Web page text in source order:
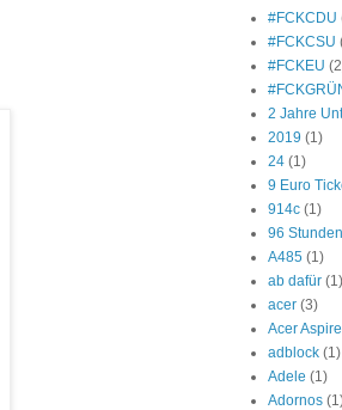
#FCKCDU
#FCKCSU
#FCKEU
2 Jahre
2019 (1)
24 (1)
9 Euro
914c (1)
96 Stunden
A485 (1)
ab dafür (1)
acer (3)
Acer
adblock (1)
Adele (1)
Adornos